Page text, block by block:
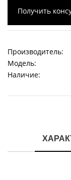
Получить
Производитель:
Модель:
Наличие: